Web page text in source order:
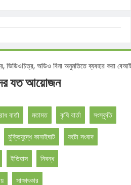
অডিও বিনা অনুমতিতে ব্যবহার করা বেআইনি
যত আয়োজন
বার্তা মতামত কৃষি বার্তা সংস্কৃতি
মুক্তিযুদ্ধে কানাইঘাট ফটো সংবাদ
ইতিহাস নিবন্ধ
সাক্ষাৎকার